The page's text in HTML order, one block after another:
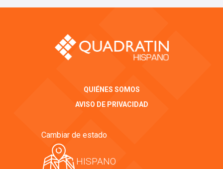
QUIÉNES SOMOS
AVISO DE PRIVACIDAD
Cambiar de estado
HISPANO